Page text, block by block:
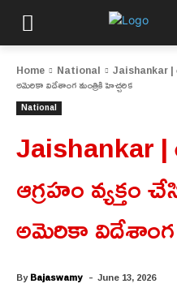
Home National Jaishankar |
అమెరికా విదేశాంగ మంత్రికి హెచ్చరిక
National
Jaishankar |
ఆగ్రహం వ్యక్తం
అమెరికా విదేశాంగ
ByBajaswamy - June 13, 2026